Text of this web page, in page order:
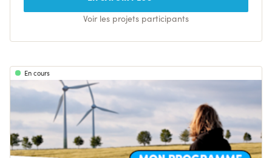
Voir les projets participants
En cours